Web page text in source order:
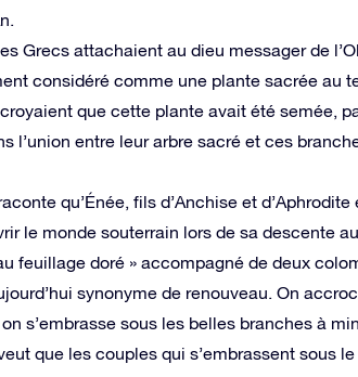
Grecs attachaient au dieu messager de
considéré comme une plante sacrée au
que cette plante avait été semée,
l’union entre leur arbre sacré et ces
qu’Énée, fils d’Anchise et
le monde souterrain lors de sa descente
feuillage doré » accompagné de deux
synonyme de renouveau. On
s’embrasse sous les belles branches à
que les couples qui s’embrassent sous